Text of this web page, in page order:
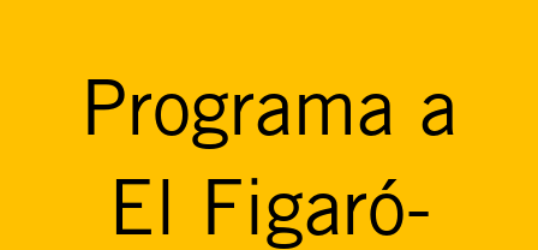
Programa a
El Figaró-